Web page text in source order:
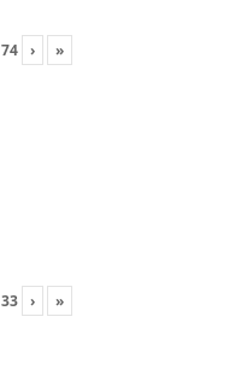
74 › »
33 › »